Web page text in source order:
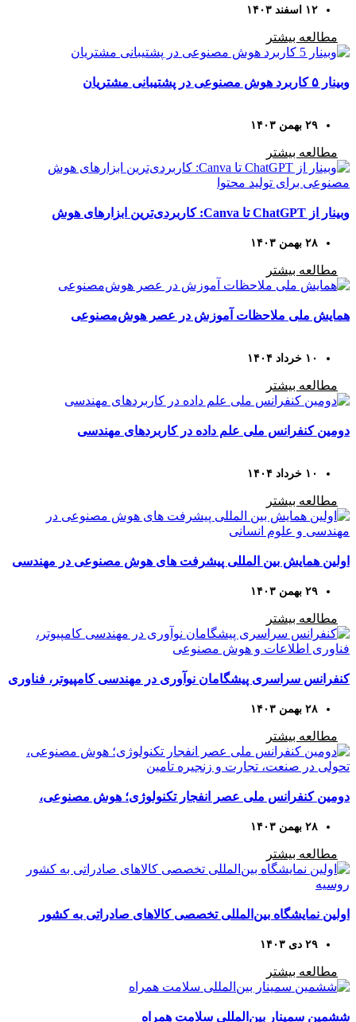
۱۲ اسفند ۱۴۰۳
مطالعه بیشتر
وبینار ۵ کاربرد هوش مصنوعی در پشتیبانی مشتریان
۲۹ بهمن ۱۴۰۳
مطالعه بیشتر
وبینار از ChatGPT تا Canva: کاربردی‌ترین ابزارهای هوش
۲۸ بهمن ۱۴۰۳
مطالعه بیشتر
همایش ملی ملاحظات آموزش در عصر هوش‌مصنوعی
۱۰ خرداد ۱۴۰۴
مطالعه بیشتر
دومین کنفرانس ملی علم داده در کاربردهای مهندسی
۱۰ خرداد ۱۴۰۴
مطالعه بیشتر
اولین همایش بین المللی پیشرفت های هوش مصنوعی در مهندسی
۲۹ بهمن ۱۴۰۳
مطالعه بیشتر
کنفرانس سراسری پیشگامان نوآوری در مهندسی کامپیوتر، فناوری
۲۸ بهمن ۱۴۰۳
مطالعه بیشتر
دومین کنفرانس ملی عصر انفجار تکنولوژی؛ هوش مصنوعی،
۲۸ بهمن ۱۴۰۳
مطالعه بیشتر
اولین نمایشگاه بین‌المللی تخصصی کالاهای صادراتی به کشور
۲۹ دی ۱۴۰۳
مطالعه بیشتر
ششمین سمینار بین‌المللی سلامت همراه